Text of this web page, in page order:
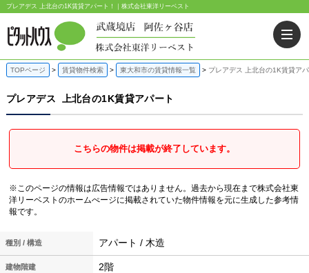
プレアデス 上北台の1K賃貸アパート！｜株式会社東洋リーベスト
TOPページ 賃貸物件検索 東大和市の賃貸情報一覧 プレアデス 上北台の1K賃貸ア
プレアデス 上北台の1K賃貸アパート
こちらの物件は掲載が終了しています。
※このページの情報は広告情報ではありません。過去から現在まで株式会社東
洋リーベストのホームぺージに掲載されていた物件情報を元に生成した参考情
報です。
種別 / 構造 アパート / 木造
建物階建 2階